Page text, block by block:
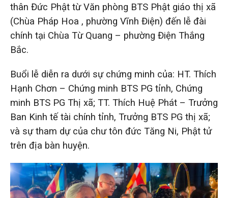
thân Đức Phật từ Văn phòng BTS Phật giáo thị xã
(Chùa Pháp Hoa , phường Vĩnh Điện) đến lễ đài
chính tại Chùa Từ Quang – phường Điện Thắng
Bắc.
Buổi lễ diễn ra dưới sự chứng minh của: HT. Thích
Hạnh Chơn – Chứng minh BTS PG tỉnh, Chứng
minh BTS PG Thị xã; TT. Thích Huệ Phát – Trưởng
Ban Kinh tế tài chính tỉnh, Trưởng BTS PG thị xã;
và sự tham dự của chư tôn đức Tăng Ni, Phật tử
trên địa bàn huyện.